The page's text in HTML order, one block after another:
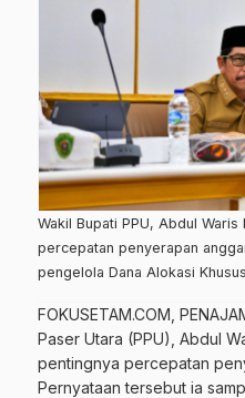
Wakil Bupati PPU, Abdul
percepatan penyerapan
pengelola Dana Alokasi
FOKUSETAM.COM ,
Paser Utara (PPU) Abdul
pentingnya percepatan
Pernyataan tersebut ia